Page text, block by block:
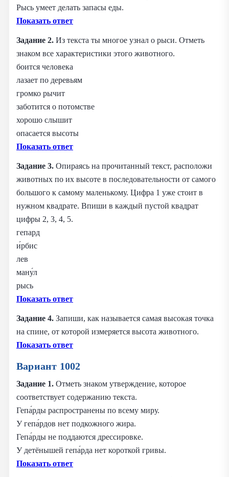
Рысь умеет делать запасы еды.
Показать ответ
Задание 2. Из текста ты многое узнал о рыси. Отметь
знаком все характеристики этого животного.
боится человека
лазает по деревьям
громко рычит
заботится о потомстве
хорошо слышит
опасается высоты
Показать ответ
Задание 3. Опираясь на прочитанный текст, расположи
животных по их высоте в последовательности от самого
большого к самому маленькому. Цифра 1 уже стоит в
нужном квадрате. Впиши в каждый пустой квадрат
цифры 2, 3, 4, 5.
гепард
и́рбис
лев
ману́л
рысь
Показать ответ
Задание 4. Запиши, как называется самая высокая точка
на спине, от которой измеряется высота животного.
Показать ответ
Вариант 1002
Задание 1. Отметь знаком утверждение, которое
соответствует содержанию текста.
Гепа́рды распространены по всему миру.
У гепа́рдов нет подкожного жира.
Гепа́рды не поддаются дрессировке.
У детёнышей гепа́рда нет короткой гривы.
Показать ответ